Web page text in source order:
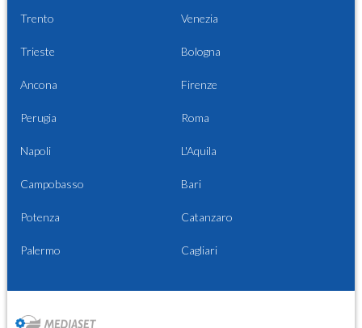
Trento Venezia
Trieste Bologna
Ancona Firenze
Perugia Roma
Napoli L'Aquila
Campobasso Bari
Potenza Catanzaro
Palermo Cagliari